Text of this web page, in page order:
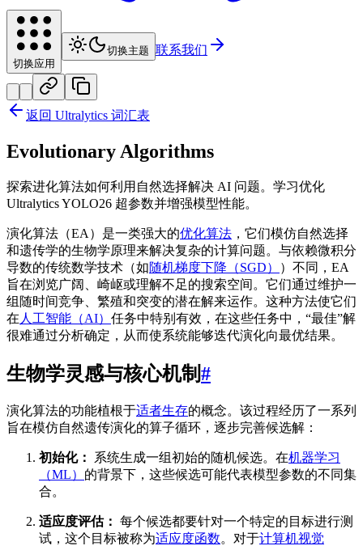
切换应用
切换主题 联系我们
返回 Ultralytics 词汇表
Evolutionary Algorithms
探索进化算法如何利用自然选择解决 AI 问题。学习优化
Ultralytics YOLO26 超参数并增强模型性能。
演化算法（EA）是一类强大的优化算法 ，它们模仿自然选择
和遗传学的生物学原理来解决复杂的计算问题。与依赖微积分
导数的传统数学技术（如随机梯度下降（SGD）
）不同，EA
旨在浏览广阔、崎岖或理解不足的搜索空间。它们通过维护一
组随时间竞争、繁殖和突变的潜在解来运作。这种方法使它们
在 人工智能（AI） 任务中特别有效，在这些任务中，“最佳”解
很难通过分析确定，从而使系统能够迭代演化向最优结果。
生物学灵感与核心机制#
演化算法的功能植根于适者生存的概念。该过程经历了一系列
旨在模仿自然遗传演化的算子循环，逐步完善候选解：
初始化： 系统生成一组初始的随机候选。在机器学习
（ML） 的背景下，这些候选可能代表模型参数的不同集
合。
适应度评估： 每个候选都要针对一个特定的目标进行测
试，这个目标被称为适应度函数。对于计算机视觉